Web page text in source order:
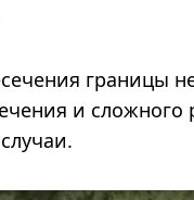
границы
и сложного